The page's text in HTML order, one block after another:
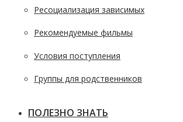
Ресоциализация зависимых
Рекомендуемые фильмы
Условия поступления
Группы для родственников
ПОЛЕЗНО ЗНАТЬ